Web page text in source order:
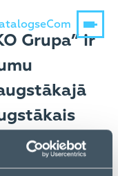
eCom
Grupa” ir
un